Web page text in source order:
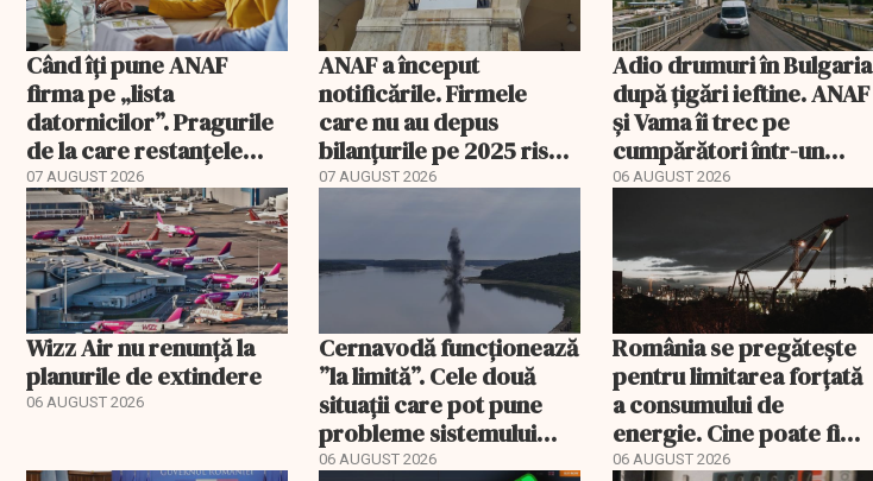
Când îți pune ANAF
firma pe „lista
datornicilor”. Pragurile
de la care restanțele
devin publice
07 AUGUST 2026
ANAF a început
notificările. Firmele
care nu au depus
bilanțurile pe 2025 riscă
să ajungă inactive fiscal
07 AUGUST 2026
Adio drumuri în Bulgaria
după țigări ieftine. ANAF
și Vama îi trec pe
cumpărători într-un
registru electronic
06 AUGUST 2026
Wizz Air nu renunță la
planurile de extindere
06 AUGUST 2026
Cernavodă funcționează
”la limită”. Cele două
situații care pot pune
probleme sistemului
energetic
06 AUGUST 2026
România se pregătește
pentru limitarea forțată
a consumului de
energie. Cine poate fi
deconectat
06 AUGUST 2026